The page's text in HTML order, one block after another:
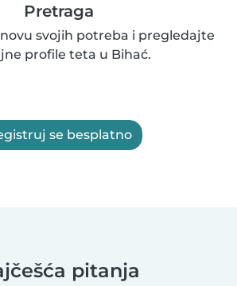
Pretraga
svojih potreba i pregledajte
profile teta u Bihać.
se besplatno
pitanja